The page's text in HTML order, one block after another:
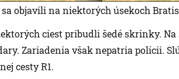
objavili na niektorých úsekoch
ciest pribudli šedé skrinky.
Zariadenia však nepatria polícii.
cesty R1.